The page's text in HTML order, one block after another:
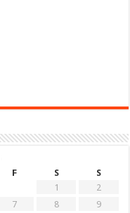
F S
S
1
2
7 8
9